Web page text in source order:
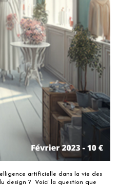
artificielle dans la vie des
design ? Voici la question que